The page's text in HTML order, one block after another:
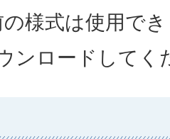
様式は使用で
ンロードしてく